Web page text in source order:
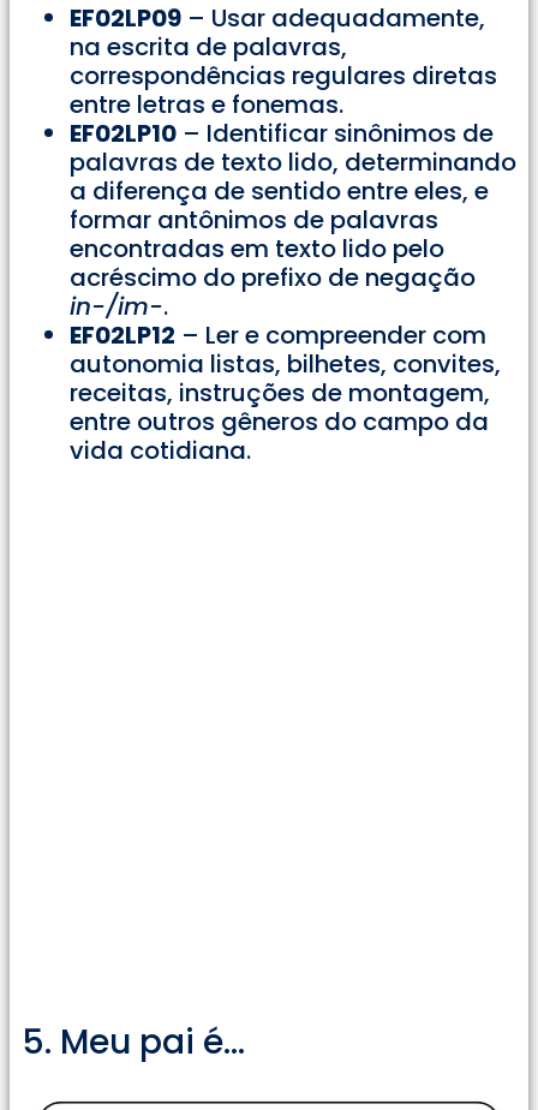
EF02LP09 – Usar adequadamente,
na escrita de palavras,
correspondências regulares diretas
entre letras e fonemas.
EF02LP10 – Identificar sinônimos de
palavras de texto lido, determinando
a diferença de sentido entre eles, e
formar antônimos de palavras
encontradas em texto lido pelo
acréscimo do prefixo de negação
in-/im-.
EF02LP12 – Ler e compreender com
autonomia listas, bilhetes, convites,
receitas, instruções de montagem,
entre outros gêneros do campo da
vida cotidiana.
5. Meu pai é…